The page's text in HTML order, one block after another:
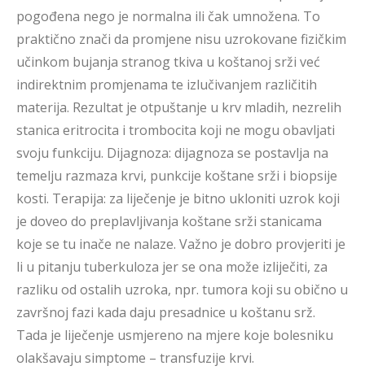
pogođena nego je normalna ili čak umnožena. To
praktično znači da promjene nisu uzrokovane fizičkim
učinkom bujanja stranog tkiva u koštanoj srži već
indirektnim promjenama te izlučivanjem različitih
materija. Rezultat je otpuštanje u krv mladih, nezrelih
stanica eritrocita i trombocita koji ne mogu obavljati
svoju funkciju. Dijagnoza: dijagnoza se postavlja na
temelju razmaza krvi, punkcije koštane srži i biopsije
kosti. Terapija: za liječenje je bitno ukloniti uzrok koji
je doveo do preplavljivanja koštane srži stanicama
koje se tu inače ne nalaze. Važno je dobro provjeriti je
li u pitanju tuberkuloza jer se ona može izliječiti, za
razliku od ostalih uzroka, npr. tumora koji su obično u
završnoj fazi kada daju presadnice u koštanu srž.
Tada je liječenje usmjereno na mjere koje bolesniku
olakšavaju simptome – transfuzije krvi.